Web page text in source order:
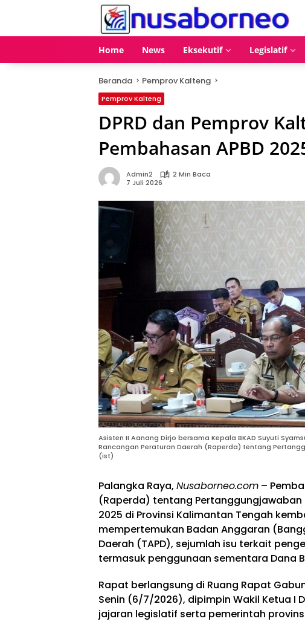
Home News Eksekutif Legislatif
Beranda Pemprov Kalteng
Pemprov Kalteng
DPRD dan Pemprov
Pembahasan APBD
Admin2
2 Min Baca
7 Juli 2026
Asisten II Aanang Dirjo bersama Kepala BKAD Suyuti
Rancangan Peraturan Daerah (Raperda) tentang
(ist)
Palangka Raya, Nusaborneo.com –
(Raperda) tentang Pertanggungjawaban
2025 di Provinsi Kalimantan Tengah
mempertemukan Badan Anggaran
Daerah (TAPD), sejumlah isu terkait
termasuk penggunaan sementara Dana
Rapat berlangsung di Ruang Rapat
Senin (6/7/2026), dipimpin Wakil Ketua I
jajaran legislatif serta pemerintah